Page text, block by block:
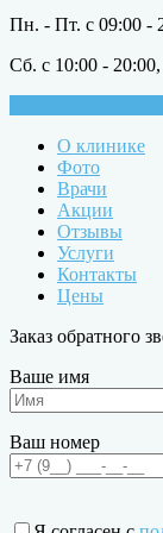
Пн. - Пт. с 09:00 -
Сб. с 10:00 -
О клинике
Фото
Врачи
Акции
Отзывы
Услуги
Контакты
Цены
Заказ обратного
Ваше имя
Ваш номер